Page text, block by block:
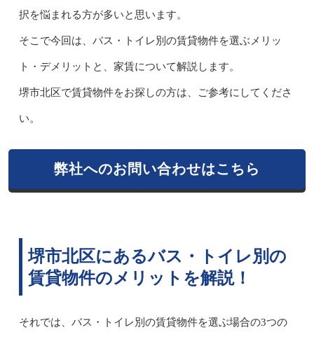
択を悩まれる方が多いと思います。
そこで今回は、バス・トイレ別の賃貸物件を選ぶメリッ
ト・デメリットと、家賃について解説します。
堺市北区で賃貸物件をお探しの方は、ご参考にしてくださ
い。
弊社へのお問い合わせはこちら
堺市北区にあるバス・トイレ別の
賃貸物件のメリットを解説！
それでは、バス・トイレ別の賃貸物件を選ぶ場合の3つの